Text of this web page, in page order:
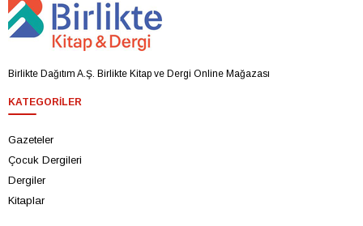
Birlikte Dağıtım A.Ş. Birlikte Kitap ve Dergi Online Mağazası
KATEGORILER
Gazeteler
Çocuk Dergileri
Dergiler
Kitaplar